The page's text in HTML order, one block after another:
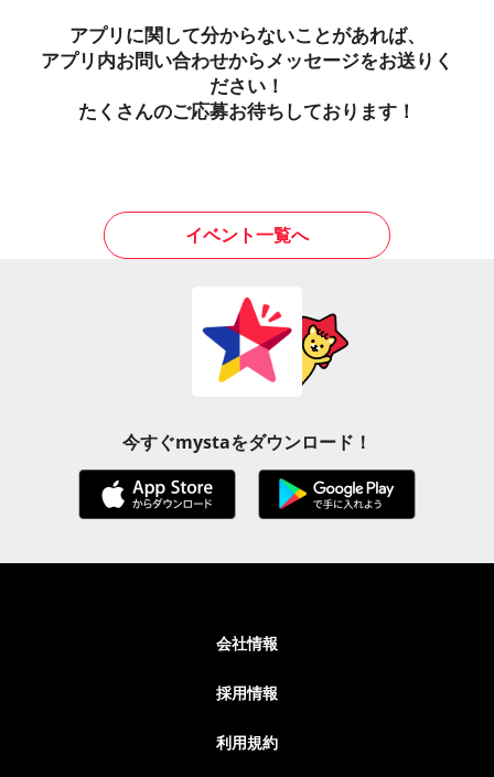
アプリに関して分からないことがあれば、
アプリ内お問い合わせからメッセージをお送りく
ださい！
たくさんのご応募お待ちしております！
イベント一覧へ
今すぐmystaをダウンロード！
会社情報
採用情報
利用規約